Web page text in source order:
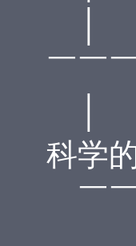
│
￣￣
│
科学
￣